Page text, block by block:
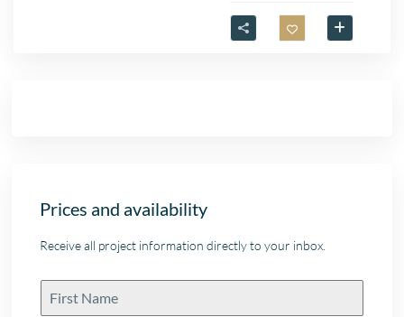
Prices and availability
Receive all project information directly to your inbox.